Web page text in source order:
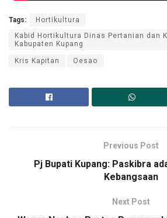
Tags:
Hortikultura
Kabid Hortikultura Dinas Pertanian dan
Kabupaten Kupang
Kris Kapitan Oesao
Previous Post
Pj Bupati Kupang: Paskibra
Kebangsaan
Next Post